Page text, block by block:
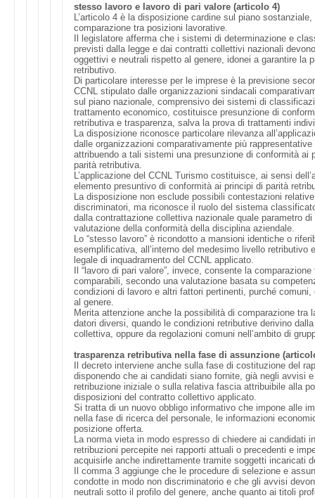
stesso lavoro e lavoro di pari valore (articolo 4)
L’articolo 4 è la disposizione cardine sul piano
comparazione tra posizioni lavorative.
Il legislatore afferma che i sistemi di determinazione e
previsti dalla legge e dai contratti collettivi nazionali
oggettivi e neutrali rispetto al genere, idonei a garantire la
retributivo.
Di particolare interesse per le imprese è la previsione
CCNL stipulato dalle organizzazioni sindacali
sul piano nazionale, comprensivo dei sistemi di
trattamento economico, costituisce presunzione di
retributiva e trasparenza, salva la prova di trattamenti
La disposizione riconosce particolare rilevanza
dalle organizzazioni comparativamente più
attribuendo a tali sistemi una presunzione di conformità ai
parità retributiva.
L’applicazione del CCNL Turismo costituisce, ai sensi
elemento presuntivo di conformità ai principi di parità
La disposizione non esclude possibili contestazioni
discriminatori, ma riconosce il ruolo del sistema
dalla contrattazione collettiva nazionale quale parametro
valutazione della conformità della disciplina aziendale.
Lo “stesso lavoro” è ricondotto a mansioni identiche o
esemplificativa, all’interno del medesimo livello retributivo
legale di inquadramento del CCNL applicato.
Il “lavoro di pari valore”, invece, consente la
comparabili, secondo una valutazione basata su
condizioni di lavoro e altri fattori pertinenti, purché
al genere.
Merita attenzione anche la possibilità di comparazione tra
datori diversi, quando le condizioni retributive derivino
collettiva, oppure da regolazioni comuni nell’ambito di
trasparenza retributiva nella fase di assunzione
Il decreto interviene anche sulla fase di costituzione del
disponendo che ai candidati siano fornite, già negli avvisi
retribuzione iniziale o sulla relativa fascia attribuibile alla
disposizioni del contratto collettivo applicato.
Si tratta di un nuovo obbligo informativo che impone alle
nella fase di ricerca del personale, le informazioni
posizione offerta.
La norma vieta in modo espresso di chiedere ai candidati
retribuzioni percepite nei rapporti attuali o precedenti e
acquisirle anche indirettamente tramite soggetti incaricati
Il comma 3 aggiunge che le procedure di selezione e
condotte in modo non discriminatorio e che gli avvisi
neutrali sotto il profilo del genere, anche quanto ai titoli